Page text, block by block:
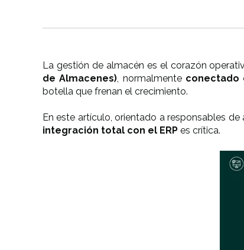
La gestión de almacén es el corazón
de Almacenes), normalmenteconectado
botella que frenan el crecimiento.
En este artículo, orientado a responsables
integración total con el ERP es crítica.